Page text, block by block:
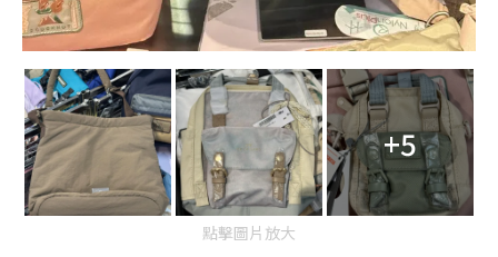
+5
點擊圖片放大